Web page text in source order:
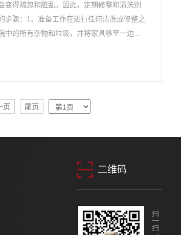
得疏忽和脏乱。因此，定期修整和清洗别
步骤：1、准备工作在进行任何清洗或修整之
的所有杂物和垃圾，并将家具移至一边...
页 尾页
二维码